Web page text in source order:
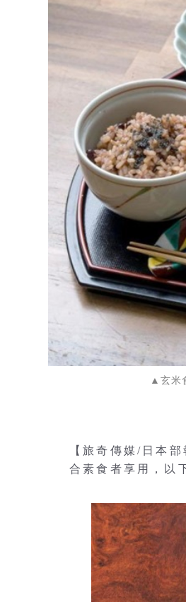
▲玄米
【旅奇傳媒/日本
合素食者享用，以